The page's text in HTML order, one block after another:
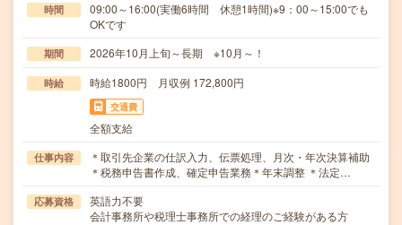
時間
09:00～16:00(実働6時間 休憩1時間)※9：00～15:00でも
OKです
期間 2026年10月上旬～長期 ※10月～！
時給 時給1800円 月収例 172,800円
交通費
全額支給
仕事内容
＊取引先企業の仕訳入力、伝票処理、月次・年次決算補助
＊税務申告書作成、確定申告業務＊年末調整 ＊法定…
応募資格
英語力不要
会計事務所や税理士事務所での経理のご経験がある方